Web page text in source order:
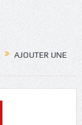
AJOUTER UNE